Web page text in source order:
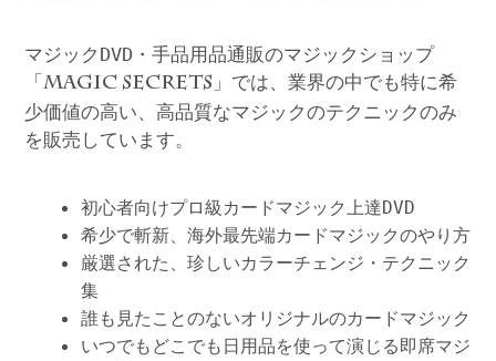
マジックDVD・手品用品通販のマジックショップ
「 MAGIC SECRETS 」では、業界の中でも特に希
少価値の高い、高品質なマジックのテクニックのみ
を販売しています。
初心者向けプロ級カードマジック上達DVD
希少で斬新、海外最先端カードマジックのやり方
厳選された、珍しいカラーチェンジ・テクニック
集
誰も見たことのないオリジナルのカードマジック
いつでもどこでも日用品を使って演じる即席マジ